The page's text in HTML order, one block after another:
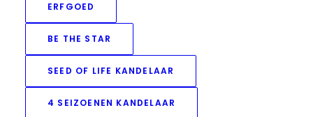
ERFGOED
BE THE STAR
SEED OF LIFE KANDELAAR
4 SEIZOENEN KANDELAAR